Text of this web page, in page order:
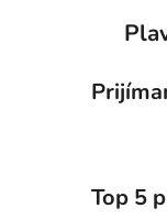
Top 5